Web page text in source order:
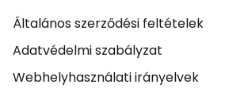
Általános szerződési feltételek
Adatvédelmi szabályzat
Webhelyhasználati irányelvek